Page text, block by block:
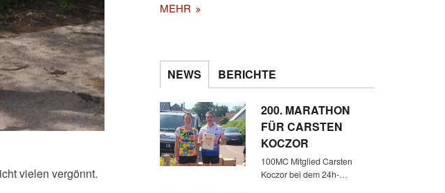
vielen vergönnt.
MEHR
NEWS BERICHTE
200. MARATHON
FÜR CARSTEN
KOCZOR
100MC Mitglied Carsten
Koczor bei dem 24h-…